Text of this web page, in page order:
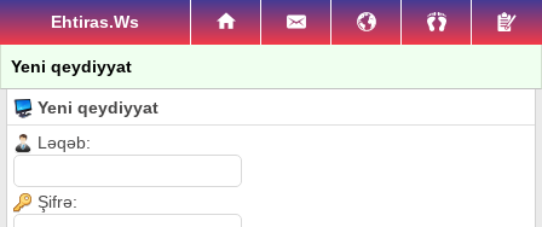
Ehtiras.Ws
Yeni qeydiyyat
Yeni qeydiyyat
Ləqəb:
Şifrə: